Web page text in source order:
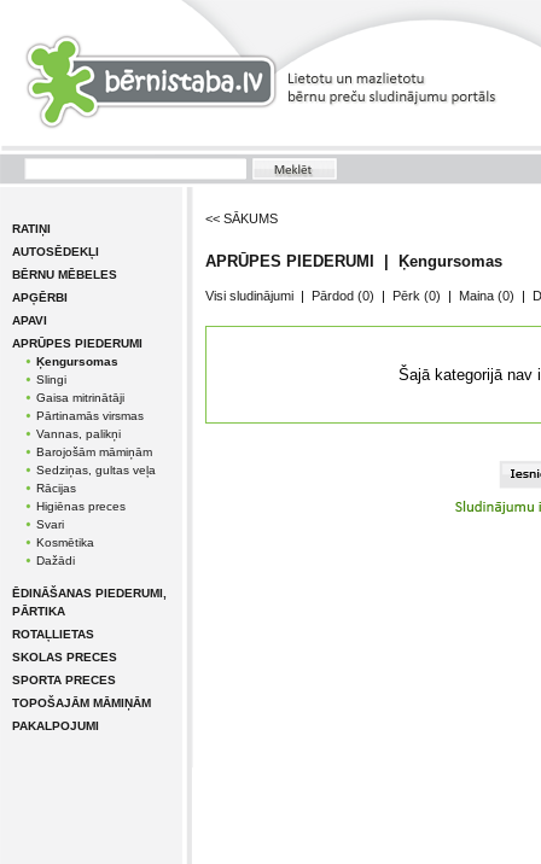
RATIŅI
AUTOSĒDEKĻI
BĒRNU MĒBELES
APĢĒRBI
APAVI
APRŪPES PIEDERUMI
Ķengursomas
Slingi
Gaisa mitrinātāji
Pārtinamās virsmas
Vannas, palikņi
Barojošām māmiņām
Sedziņas, gultas veļa
Rācijas
Higiēnas preces
Svari
Kosmētika
Dažādi
ĒDINĀŠANAS PIEDERUMI,
PĀRTIKA
ROTAĻLIETAS
SKOLAS PRECES
SPORTA PRECES
TOPOŠAJĀM MĀMIŅĀM
PAKALPOJUMI
<< SĀKUMS
APRŪPES PIEDERUMI | Ķengursomas
Visi sludinājumi | Pārdod (0) | Pērk (0) | Maina (0) |
Šajā kategorijā nav